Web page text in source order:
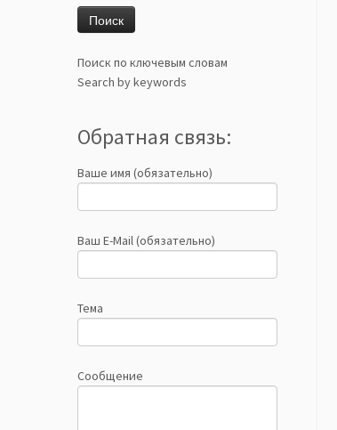
Поиск по ключевым словам
Search by keywords
Обратная связь:
Ваше имя (обязательно)
Ваш E-Mail (обязательно)
Тема
Сообщение